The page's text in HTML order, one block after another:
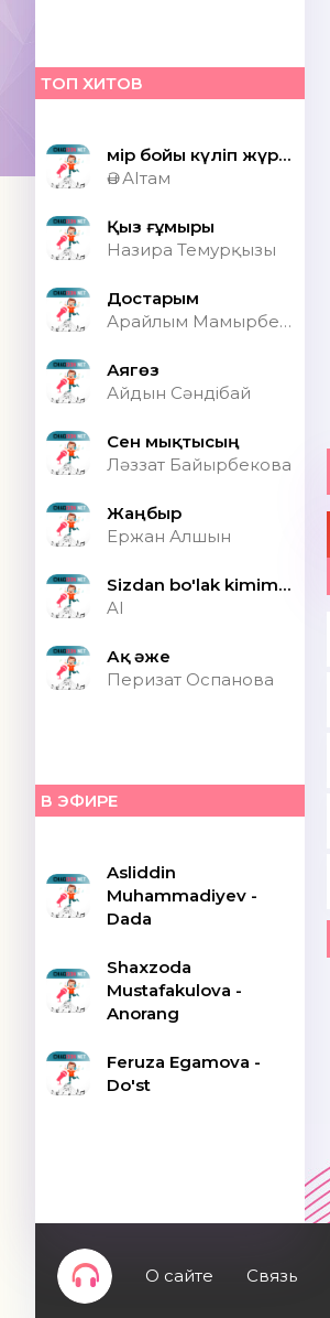
ТОП ХИТОВ
Өмір бойы күліп жүрсек шіркін ай
Ән АІтам
Қыз ғұмыры
Назира Темурқызы
Достарым
Арайлым Мамырбекқызы
Аягөз
Айдын Сәндібай
Сен мықтысың
Ләззат Байырбекова
Жаңбыр
Ержан Алшын
Sizdan bo'lak kimim bor ONA (Speed up)
AI
Ақ әже
Перизат Оспанова
В ЭФИРЕ
Asliddin
Muhammadiyev -
Dada
Shaxzoda
Mustafakulova -
Anorang
Feruza Egamova -
Do'st
О сайте Связь